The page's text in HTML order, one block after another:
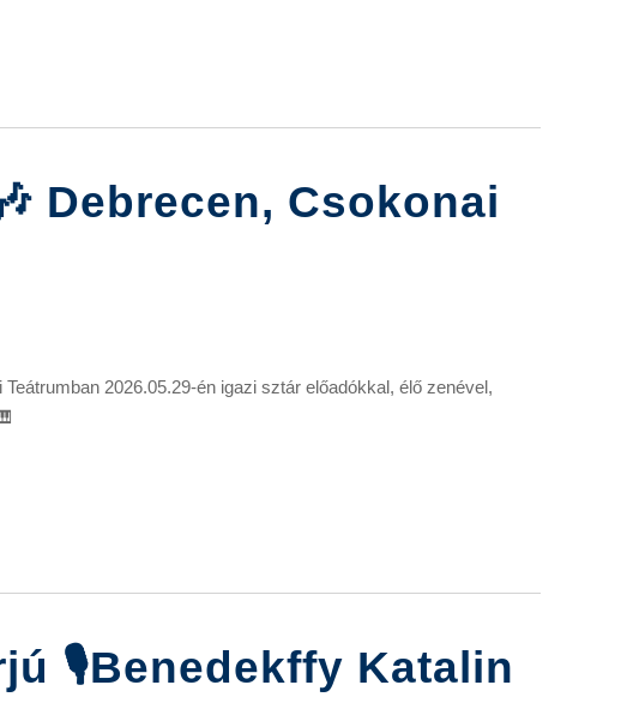
Debrecen, Csokonai
2026.05.29-én igazi sztár előadókkal, élő zenével,
🎙️Benedekffy Katalin